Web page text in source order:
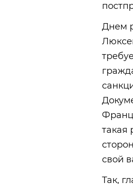
Днем
такая
свой
Так,